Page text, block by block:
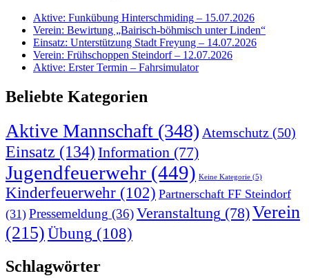
Aktive: Funkübung Hinterschmiding – 15.07.2026
Verein: Bewirtung „Bairisch-böhmisch unter Linden“
Einsatz: Unterstützung Stadt Freyung – 14.07.2026
Verein: Frühschoppen Steindorf – 12.07.2026
Aktive: Erster Termin – Fahrsimulator
Beliebte Kategorien
Aktive Mannschaft (348) Atemschutz (50)
Einsatz (134) Information (77)
Jugendfeuerwehr (449) Keine Kategorie (5)
Kinderfeuerwehr (102) Partnerschaft FF Steindorf
(31) Pressemeldung (36)Veranstaltung (78)Verein
(215)Übung (108)
Schlagwörter